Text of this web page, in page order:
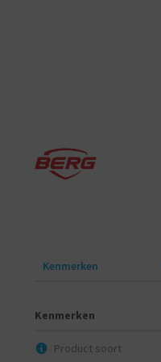
Kenmerken
Kenmerken
Product soort